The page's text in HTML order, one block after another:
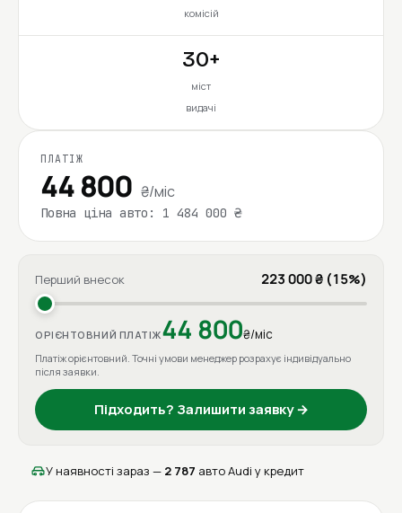
комісій
30+
міст
видачі
ПЛАТІЖ
44 800 ₴/міс
Повна ціна авто: 1 484 000 ₴
Перший внесок 223 000 ₴ (15%)
ОРІЄНТОВНИЙ ПЛАТІЖ44 800₴/міс
Платіж орієнтовний. Точні умови менеджер розрахує індивідуально
після заявки.
Підходить? Залишити заявку →
У наявності зараз — 2 787 авто Audi у кредит